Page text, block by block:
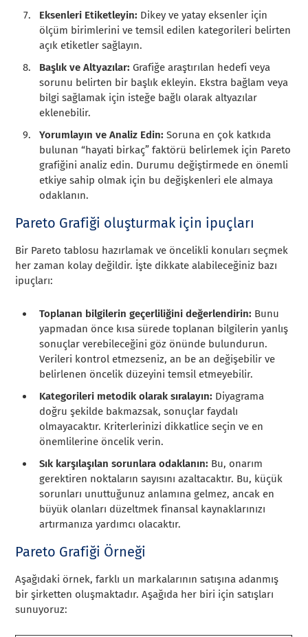
Eksenleri Etiketleyin: Dikey ve yatay eksenler için
ölçüm birimlerini ve temsil edilen kategorileri belirten
açık etiketler sağlayın.
Başlık ve Altyazılar: Grafiğe araştırılan hedefi veya
sorunu belirten bir başlık ekleyin. Ekstra bağlam veya
bilgi sağlamak için isteğe bağlı olarak altyazılar
eklenebilir.
Yorumlayın ve Analiz Edin: Soruna en çok katkıda
bulunan “hayati birkaç” faktörü belirlemek için Pareto
grafiğini analiz edin. Durumu değiştirmede en önemli
etkiye sahip olmak için bu değişkenleri ele almaya
odaklanın.
Pareto Grafiği oluşturmak için ipuçları
Bir Pareto tablosu hazırlamak ve öncelikli konuları seçmek
her zaman kolay değildir. İşte dikkate alabileceğiniz bazı
ipuçları:
Toplanan bilgilerin geçerliliğini değerlendirin: Bunu
yapmadan önce kısa sürede toplanan bilgilerin yanlış
sonuçlar verebileceğini göz önünde bulundurun.
Verileri kontrol etmezseniz, an be an değişebilir ve
belirlenen öncelik düzeyini temsil etmeyebilir.
Kategorileri metodik olarak sıralayın: Diyagrama
doğru şekilde bakmazsak, sonuçlar faydalı
olmayacaktır. Kriterlerinizi dikkatlice seçin ve en
önemlilerine öncelik verin.
Sık karşılaşılan sorunlara odaklanın: Bu, onarım
gerektiren noktaların sayısını azaltacaktır. Bu, küçük
sorunları unuttuğunuz anlamına gelmez, ancak en
büyük olanları düzeltmek finansal kaynaklarınızı
artırmanıza yardımcı olacaktır.
Pareto Grafiği Örneği
Aşağıdaki örnek, farklı un markalarının satışına adanmış
bir şirketten oluşmaktadır. Aşağıda her biri için satışları
sunuyoruz: